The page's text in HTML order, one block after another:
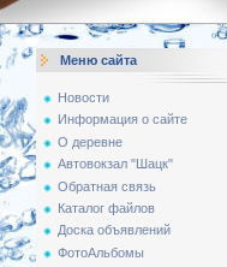
Меню сайта
Новости
Информация о сайте
О деревне
Автовокзал "Шацк"
Обратная связь
Каталог файлов
Доска объявлений
ФотоАльбомы